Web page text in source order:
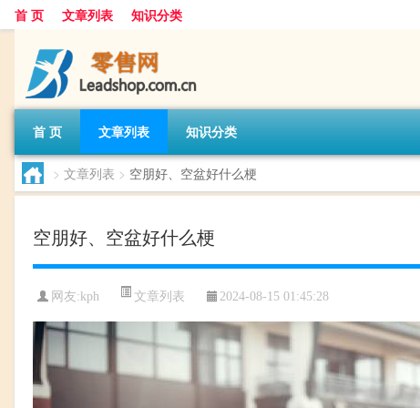
首 页 文章列表 知识分类
首 页 文章列表 知识分类
> 文章列表 > 空朋好、空盆好什么梗
空朋好、空盆好什么梗
网友: kph 文章列表 2024-08-15 01:45:28